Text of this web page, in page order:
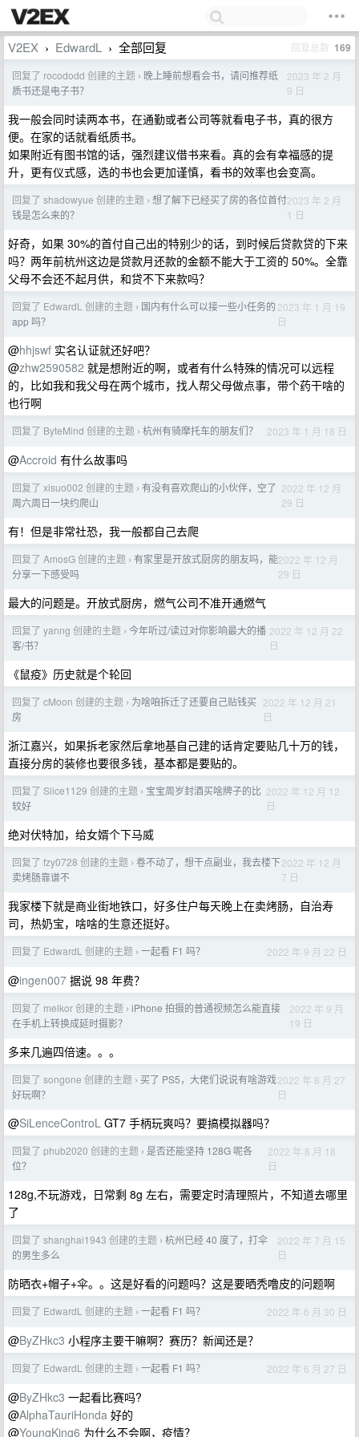
V2EX › EdwardL › 全部回复 回复总数 169
回复了 rocododd 创建的主题 › 晚上睡前想看会书，请问推荐纸
质书还是电子书？
2023 年 2 月
9 日
我一般会同时读两本书，在通勤或者公司等就看电子书，真的很方
便。在家的话就看纸质书。
如果附近有图书馆的话，强烈建议借书来看。真的会有幸福感的提
升，更有仪式感，选的书也会更加谨慎，看书的效率也会变高。
回复了 shadowyue 创建的主题 › 想了解下已经买了房的各位首付
钱是怎么来的？
2023 年 2 月
1 日
好奇，如果 30%的首付自己出的特别少的话，到时候后贷款贷的下来
吗？两年前杭州这边是贷款月还款的金额不能大于工资的 50%。全靠
父母不会还不起月供，和贷不下来款吗？
回复了 EdwardL 创建的主题 › 国内有什么可以接一些小任务的
app 吗？
2023 年 1 月 19
日
@hhjswf 实名认证就还好吧？
@zhw2590582 就是想附近的啊，或者有什么特殊的情况可以远程
的，比如我和我父母在两个城市，找人帮父母做点事，带个药干啥的
也行啊
回复了 ByteMind 创建的主题 › 杭州有骑摩托车的朋友们？ 2023 年 1 月 18 日
@Accroid 有什么故事吗
回复了 xisuo002 创建的主题 › 有没有喜欢爬山的小伙伴，空了
周六周日一块约爬山
2022 年 12 月
29 日
有！但是非常社恐，我一般都自己去爬
回复了 AmosG 创建的主题 › 有家里是开放式厨房的朋友吗，能
分享一下感受吗
2022 年 12 月
29 日
最大的问题是。开放式厨房，燃气公司不准开通燃气
回复了 yanng 创建的主题 › 今年听过/读过对你影响最大的播
客/书？
2022 年 12 月 22
日
《鼠疫》历史就是个轮回
回复了 cMoon 创建的主题 › 为啥咱拆迁了还要自己贴钱买
房
2022 年 12 月 21
日
浙江嘉兴，如果拆老家然后拿地基自己建的话肯定要贴几十万的钱，
直接分房的装修也要很多钱，基本都是要贴的。
回复了 Slice1129 创建的主题 › 宝宝周岁封酒买啥牌子的比
较好
2022 年 12 月 12
日
绝对伏特加，给女婿个下马威
回复了 fzy0728 创建的主题 › 卷不动了，想干点副业，我去楼下
卖烤肠靠谱不
2022 年 12 月
7 日
我家楼下就是商业街地铁口，好多住户每天晚上在卖烤肠，自治寿
司，热奶宝，啥啥的生意还挺好。
回复了 EdwardL 创建的主题 › 一起看 F1 吗？ 2022 年 9 月 22 日
@ingen007 据说 98 年费？
回复了 melkor 创建的主题 › iPhone 拍摄的普通视频怎么能直接
在手机上转换成延时摄影？
2022 年 9 月
19 日
多来几遍四倍速。。。
回复了 songone 创建的主题 › 买了 PS5，大佬们说说有啥游戏
好玩啊？
2022 年 8 月 27
日
@SiLenceControL GT7 手柄玩爽吗？要搞模拟器吗？
回复了 phub2020 创建的主题 › 是否还能坚持 128G 呢各
位？
2022 年 8 月 18
日
128g,不玩游戏，日常剩 8g 左右，需要定时清理照片，不知道去哪里
了
回复了 shanghai1943 创建的主题 › 杭州已经 40 度了，打伞
的男生多么
2022 年 7 月 15
日
防晒衣+帽子+伞。。这是好看的问题吗？这是要晒秃噜皮的问题啊
回复了 EdwardL 创建的主题 › 一起看 F1 吗？ 2022 年 6 月 30 日
@ByZHkc3 小程序主要干嘛啊？赛历？新闻还是？
回复了 EdwardL 创建的主题 › 一起看 F1 吗？ 2022 年 6 月 27 日
@ByZHkc3 一起看比赛吗?
@AlphaTauriHonda 好的
@YoungKing6 为什么不会啊，疫情？